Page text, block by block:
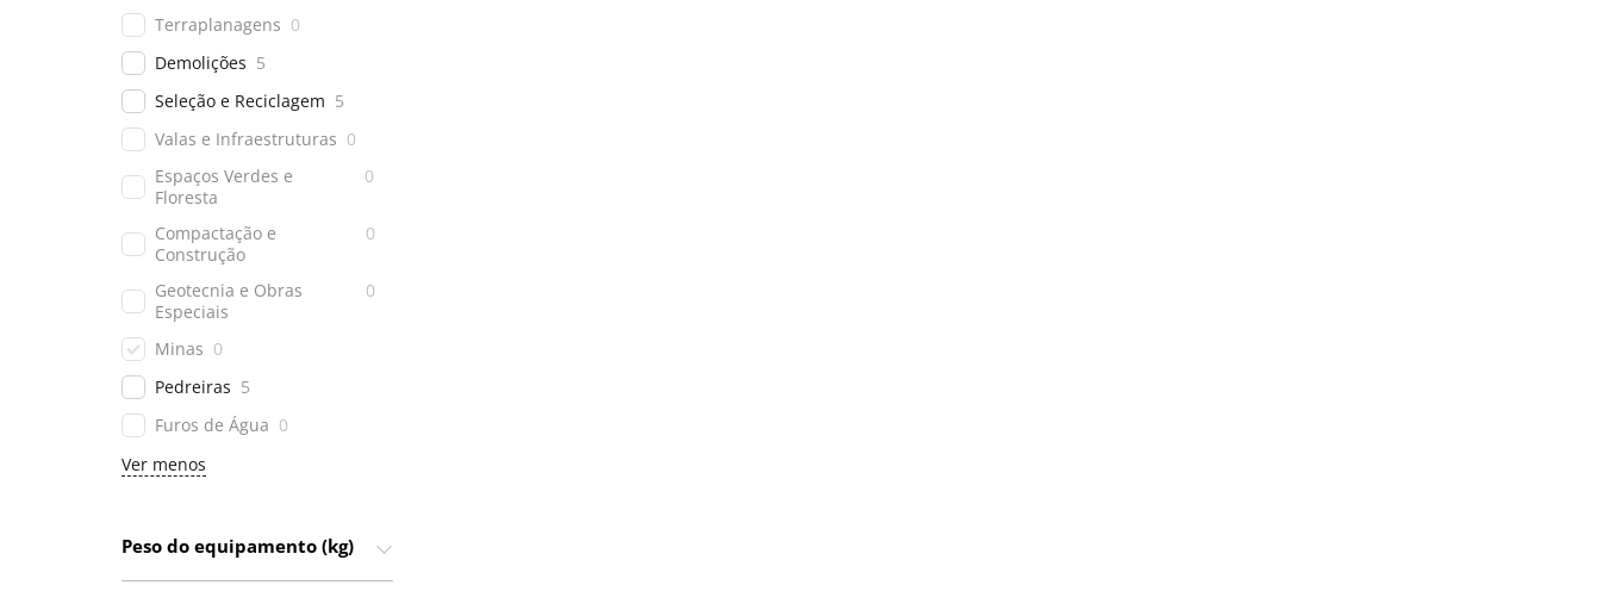
Terraplanagens 0
Demolições 5
Seleção e Reciclagem 5
Valas e Infraestruturas 0
Espaços Verdes e
Floresta
0
Compactação e
Construção
0
Geotecnia e Obras
Especiais
0
Minas 0
Pedreiras 5
Furos de Água 0
Ver menos
Peso do equipamento (kg)